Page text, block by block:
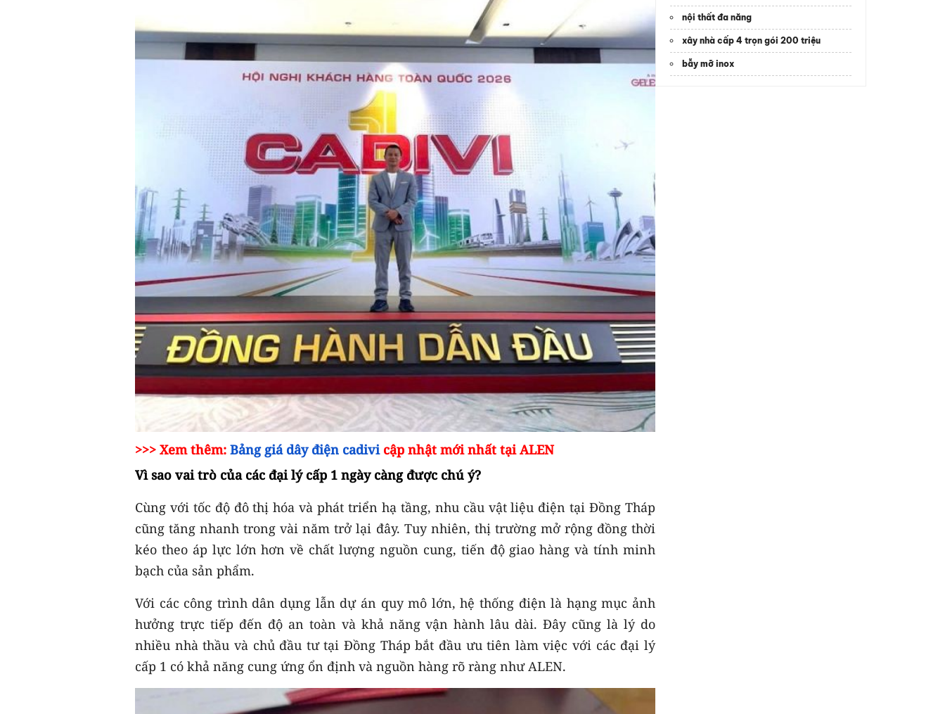
>>> Xem thêm: Bảng giá dây điện cadivicập nhật mới nhất tại ALEN
Vì sao vai trò của các đại lý cấp 1 ngày càng được chú ý?
Cùng với tốc độ đô thị hóa và phát triển hạ tầng, nhu cầu vật liệu điện tại Đồng Tháp
cũng tăng nhanh trong vài năm trở lại đây. Tuy nhiên, thị trường mở rộng đồng thời
kéo theo áp lực lớn hơn về chất lượng nguồn cung, tiến độ giao hàng và tính minh
bạch của sản phẩm.
Với các công trình dân dụng lẫn dự án quy mô lớn, hệ thống điện là hạng mục ảnh
hưởng trực tiếp đến độ an toàn và khả năng vận hành lâu dài. Đây cũng là lý do
nhiều nhà thầu và chủ đầu tư tại Đồng Tháp bắt đầu ưu tiên làm việc với các đại lý
cấp 1 có khả năng cung ứng ổn định và nguồn hàng rõ ràng như ALEN.
nội thất đa năng
xây nhà cấp 4 trọn gói 200 triệu
bẫy mỡ inox